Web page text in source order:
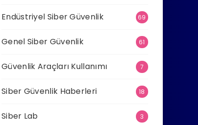
Endüstriyel Siber Güvenlik 69
Genel Siber Güvenlik 61
Güvenlik Araçları Kullanımı 7
Siber Güvenlik Haberleri 18
Siber Lab 3